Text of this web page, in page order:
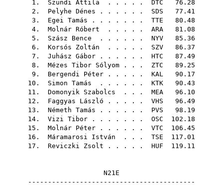
1. Szundi Attila . . . . . DTC 76.28
2. Pelyhe Dénes . . . . . . SDS 77.41
3. Egei Tamás . . . . . . . TTE 80.48
4. Molnár Róbert . . . . . ARA 81.08
5. Szász Bence . . . . . . NYV 85.36
6. Korsós Zoltán . . . . . SZV 86.37
7. Juhász Gábor . . . . . . HTC 87.49
8. Mézes Tibor Sólyom . . . ZTC 89.25
9. Bergendi Péter . . . . . KAL 90.17
10. Simon Tamás . . . . . . KTK 90.43
11. Domonyik Szabolcs . . . MEA 96.10
12. Faggyas László . . . . . VHS 96.49
13. Németh Tamás . . . . . . PVS 98.19
14. Vizi Tibor . . . . . . . OSC 102.18
15. Molnár Péter . . . . . . VTC 106.45
16. Máramarosi István . . . TSE 117.01
17. Reviczki Zsolt . . . . . HUF 119.11
N21E
------------------------------------------